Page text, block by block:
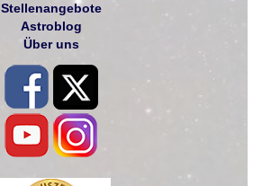
Stellenangebote
Astroblog
Über uns